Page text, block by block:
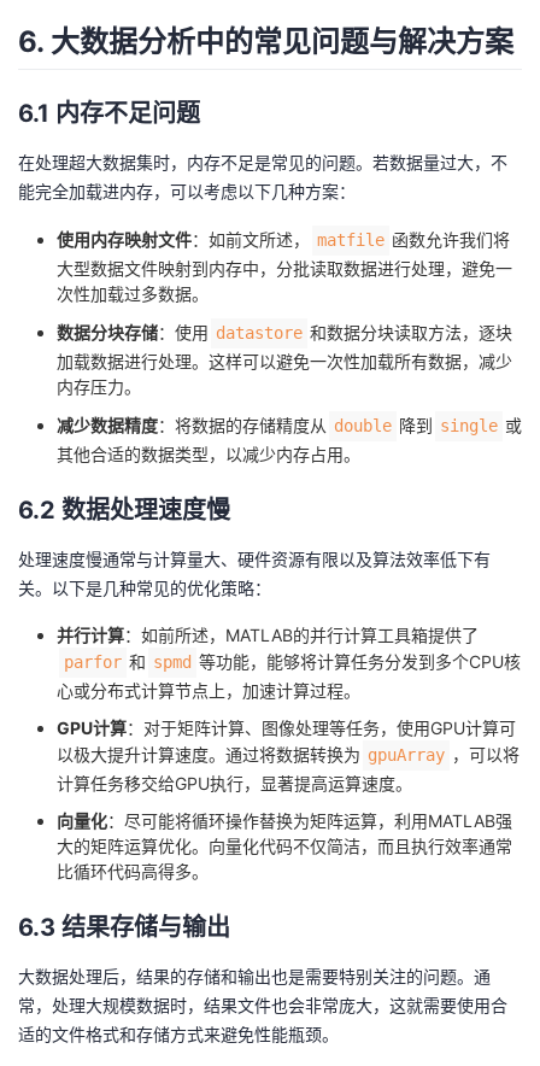
6. 大数据分析中的常见问题与解决方案
6.1 内存不足问题
在处理超大数据集时，内存不足是常见的问题。若数据量过大，不
能完全加载进内存，可以考虑以下几种方案：
使用内存映射文件：如前文所述， matfile 函数允许我们将
大型数据文件映射到内存中，分批读取数据进行处理，避免一
次性加载过多数据。
数据分块存储：使用 datastore 和数据分块读取方法，逐块
加载数据进行处理。这样可以避免一次性加载所有数据，减少
内存压力。
减少数据精度：将数据的存储精度从 double 降到 single 或
其他合适的数据类型，以减少内存占用。
6.2 数据处理速度慢
处理速度慢通常与计算量大、硬件资源有限以及算法效率低下有
关。以下是几种常见的优化策略：
并行计算：如前所述，MATLAB的并行计算工具箱提供了
parfor 和 spmd 等功能，能够将计算任务分发到多个CPU核
心或分布式计算节点上，加速计算过程。
GPU计算：对于矩阵计算、图像处理等任务，使用GPU计算可
以极大提升计算速度。通过将数据转换为 gpuArray ，可以将
计算任务移交给GPU执行，显著提高运算速度。
向量化：尽可能将循环操作替换为矩阵运算，利用MATLAB强
大的矩阵运算优化。向量化代码不仅简洁，而且执行效率通常
比循环代码高得多。
6.3 结果存储与输出
大数据处理后，结果的存储和输出也是需要特别关注的问题。通
常，处理大规模数据时，结果文件也会非常庞大，这就需要使用合
适的文件格式和存储方式来避免性能瓶颈。